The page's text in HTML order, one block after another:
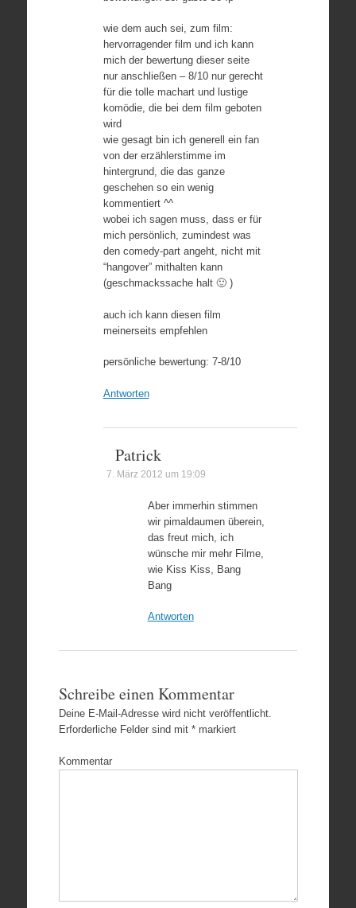
wie dem auch sei, zum film:
hervorragender film und ich kann
mich der bewertung dieser seite
nur anschließen – 8/10 nur gerecht
für die tolle machart und lustige
komödie, die bei dem film geboten
wird
wie gesagt bin ich generell ein fan
von der erzählerstimme im
hintergrund, die das ganze
geschehen so ein wenig
kommentiert ^^
wobei ich sagen muss, dass er für
mich persönlich, zumindest was
den comedy-part angeht, nicht mit
“hangover” mithalten kann
(geschmackssache halt 🙂 )
auch ich kann diesen film
meinerseits empfehlen
persönliche bewertung: 7-8/10
Antworten
Patrick
7. März 2012 um 19:09
Aber immerhin stimmen
wir pimaldaumen überein,
das freut mich, ich
wünsche mir mehr Filme,
wie Kiss Kiss, Bang
Bang
Antworten
Schreibe einen Kommentar
Deine E-Mail-Adresse wird nicht veröffentlicht.
Erforderliche Felder sind mit *markiert
Kommentar